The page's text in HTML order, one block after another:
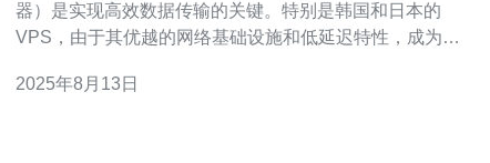
器）是实现高效数据传输的关键。特别是韩国和日本的
VPS，由于其优越的网络基础设施和低延迟特性，成为了
些VPS，帮助您在数据传输方面获得更好的性能。 为什
2025年8月13日